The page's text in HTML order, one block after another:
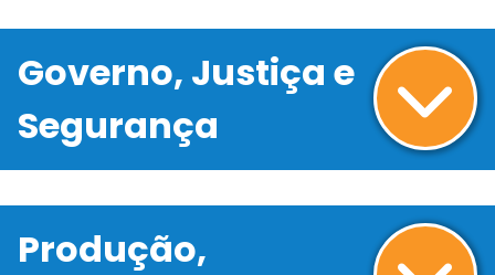
Governo, Justiça e
Segurança
Produção,